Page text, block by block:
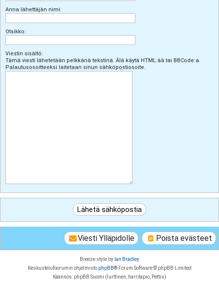
Anna lähettäjän nimi:
Otsikko:
Viestin sisältö:
Tämä viesti lähetetään pelkkänä tekstinä. Älä käytä HTML:ää tai BBCode:a.
Palautusosoitteeksi laitetaan sinun sähköpostiosoite.
Poista evästeet
Viesti Ylläpidolle
Breeze style by Ian Bradley
Keskustelufoorumin ohjelmisto phpBB® Forum Software © phpBB Limited
Käännös: phpBB Suomi (lurttinen, harritapio, Pettis)